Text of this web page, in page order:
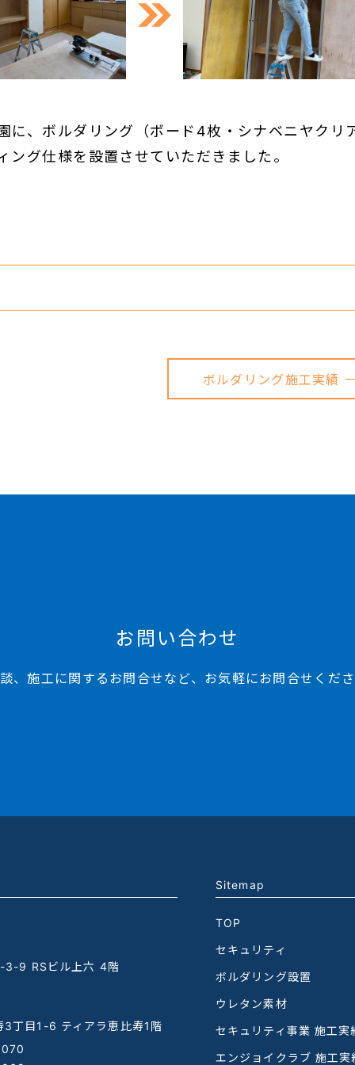
に、ボルダリング（ボード4枚・シナベニヤク
ング仕様を設置させていただきました。
ボルダリング施工実績
お問い合わせ
、施工に関するお問合せなど、お気軽にお問合せくださ
3-9 RSビル上六 4階
3丁目1-6 ティアラ恵比寿1階
Sitemap
TOP
セキュリティ
ボルダリング設置
ウレタン素材
セキュリティ事業 施工実
エンジョイクラブ 施工実